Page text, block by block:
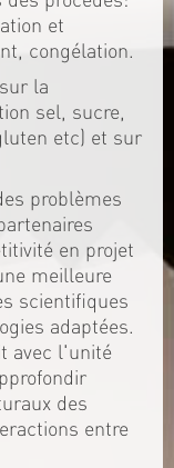
et
congélation.
la
sel, sucre,
etc) et sur
problèmes
en projet
meilleure
scientifiques
adaptées.
avec l'unité
des
entre